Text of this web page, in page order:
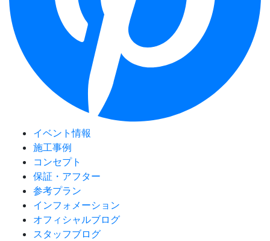
イベント情報
施工事例
コンセプト
保証・アフター
参考プラン
インフォメーション
オフィシャルブログ
スタッフブログ